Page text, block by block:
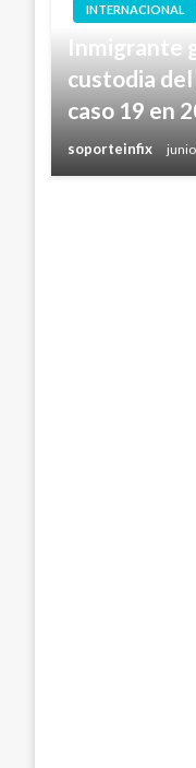
INTERNACIONAL
Inmigrante
custodia del
caso 19 en
soporteinfix